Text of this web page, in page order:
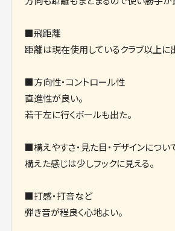
■飛距離
距離は現在使用しているクラブ以上に
■方向性・コントロール性
直進性が良い。
若干左に行くボールも出た。
■構えやすさ・見た目・デザインについ
構えた感じは少しフックに見える。
■打感・打音など
弾き音が程良く心地よい。